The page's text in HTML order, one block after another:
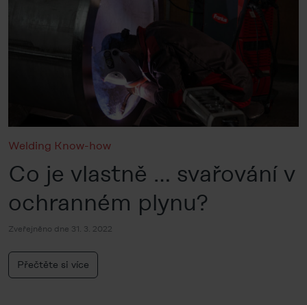
Welding Know-how
Co je vlastně … svařování v
ochranném plynu?
Zveřejněno dne 31. 3. 2022
Přečtěte si více